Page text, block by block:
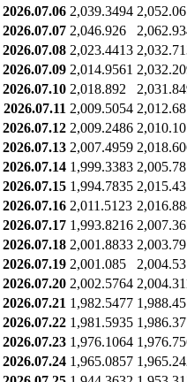
2026.07.06 2,039.3494
2026.07.07 2,046.926
2026.07.08 2,023.4413
2026.07.09 2,014.9561
2026.07.10 2,018.892
2026.07.11 2,009.5054
2026.07.12 2,009.2486
2026.07.13 2,007.4959
2026.07.14 1,999.3383
2026.07.15 1,994.7835
2026.07.16 2,011.5123
2026.07.17 1,993.8216
2026.07.18 2,001.8833
2026.07.19 2,001.085
2026.07.20 2,002.5764
2026.07.21 1,982.5477
2026.07.22 1,981.5935
2026.07.23 1,976.1064
2026.07.24 1,965.0857